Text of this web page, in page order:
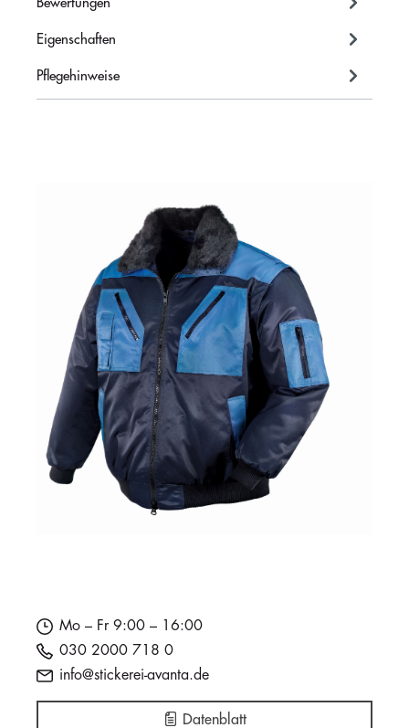
Bewertungen
Eigenschaften
Pflegehinweise
Mo – Fr 9:00 – 16:00
030 2000 718 0
info@stickerei-avanta.de
Datenblatt